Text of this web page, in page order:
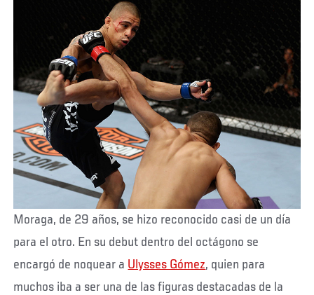
Moraga, de 29 años, se hizo reconocido casi de un día
para el otro. En su debut dentro del octágono se
encargó de noquear a Ulysses Gómez, quien para
muchos iba a ser una de las figuras destacadas de la